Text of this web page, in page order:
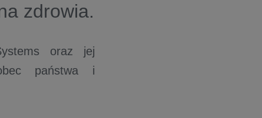
zdrowia.
oraz jej
państwa i